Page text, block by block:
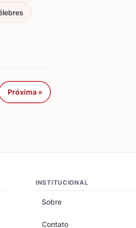
Próxima »
INSTITUCIONAL
Sobre
Contato